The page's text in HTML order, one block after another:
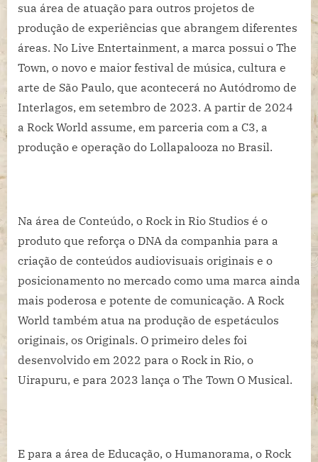
sua área de atuação para outros projetos de
produção de experiências que abrangem diferentes
áreas. No Live Entertainment, a marca possui o The
Town, o novo e maior festival de música, cultura e
arte de São Paulo, que acontecerá no Autódromo de
Interlagos, em setembro de 2023. A partir de 2024
a Rock World assume, em parceria com a C3, a
produção e operação do Lollapalooza no Brasil.
Na área de Conteúdo, o Rock in Rio Studios é o
produto que reforça o DNA da companhia para a
criação de conteúdos audiovisuais originais e o
posicionamento no mercado como uma marca ainda
mais poderosa e potente de comunicação. A Rock
World também atua na produção de espetáculos
originais, os Originals. O primeiro deles foi
desenvolvido em 2022 para o Rock in Rio, o
Uirapuru, e para 2023 lança o The Town O Musical.
E para a área de Educação, o Humanorama, o Rock